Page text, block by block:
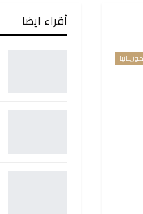
موريتانيا
أقراء ايضا